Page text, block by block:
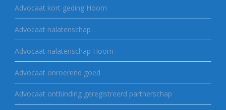
Advocaat kort geding Hoorn
Advocaat nalatenschap
Advocaat nalatenschap Hoorn
Advocaat onroerend goed
Advocaat ontbinding geregistreerd partnerschap